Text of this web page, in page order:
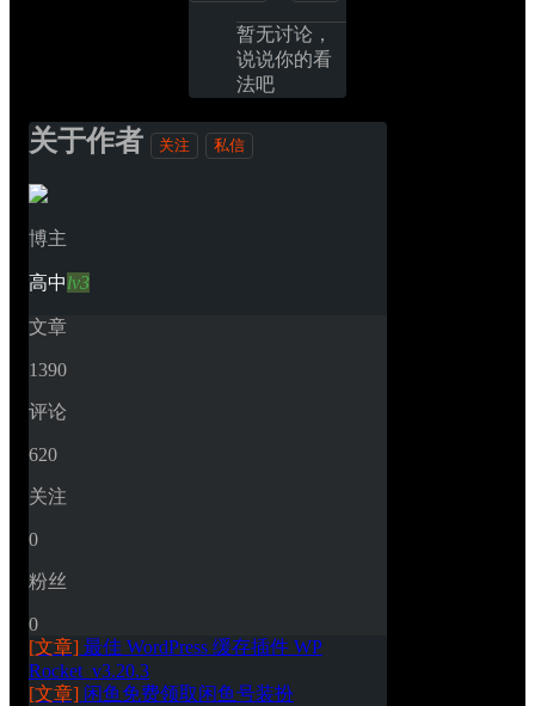
暂无讨论，
说说你的看
法吧
关于作者 关注 私信
博主
高中lv3
文章
1390
评论
620
关注
0
粉丝
0
[文章] 最佳 WordPress 缓存插件 WP
Rocket_v3.20.3
[文章] 闲鱼免费领取闲鱼号装扮